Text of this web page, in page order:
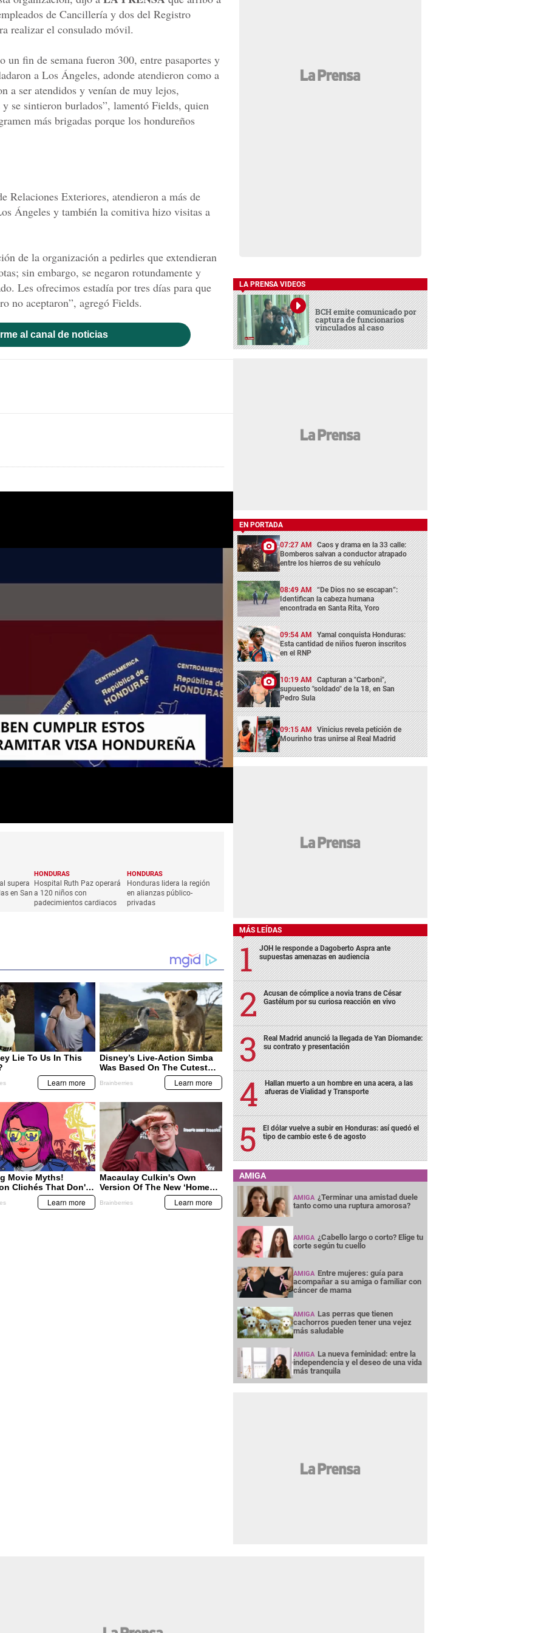
de Cancillería y dos del Registro
realizar el consulado móvil.
un fin de semana fueron 300, entre pasaportes y
a Los Ángeles, adonde atendieron como a
a ser atendidos y venían de muy lejos,
se sintieron burlados”, lamentó Fields, quien
más brigadas porque los hondureños
Relaciones Exteriores, atendieron a más de
Ángeles y también la comitiva hizo visitas a
de la organización a pedirles que extendieran
sin embargo, se negaron rotundamente y
Les ofrecimos estadía por tres días para que
no aceptaron”, agregó Fields.
al canal de noticias
supera
en San
HONDURAS
Hospital Ruth Paz operará
a 120 niños con
padecimientos cardiacos
HONDURAS
Honduras lidera la región
en alianzas público-
privadas
LA PRENSA VIDEOS
BCH emite comunicado por
captura de funcionarios
vinculados al caso
EN PORTADA
07:27 AM Caos y drama en la 33 calle:
Bomberos salvan a conductor atrapado
entre los hierros de su vehículo
08:49 AM “De Dios no se escapan”:
Identifican la cabeza humana
encontrada en Santa Rita, Yoro
09:54 AM Yamal conquista Honduras:
Esta cantidad de niños fueron inscritos
en el RNP
10:19 AM Capturan a "Carboni",
supuesto "soldado" de la 18, en San
Pedro Sula
09:15 AM Vinicius revela petición de
Mourinho tras unirse al Real Madrid
MÁS LEÍDAS
JOH le responde a Dagoberto Aspra ante
supuestas amenazas en audiencia
Acusan de cómplice a novia trans de César
Gastélum por su curiosa reacción en vivo
Real Madrid anunció la llegada de Yan Diomande:
su contrato y presentación
Hallan muerto a un hombre en una acera, a las
afueras de Vialidad y Transporte
El dólar vuelve a subir en Honduras: así quedó el
tipo de cambio este 6 de agosto
AMIGA
AMIGA ¿Terminar una amistad duele
tanto como una ruptura amorosa?
AMIGA ¿Cabello largo o corto? Elige tu
corte según tu cuello
AMIGA Entre mujeres: guía para
acompañar a su amiga o familiar con
cáncer de mama
AMIGA Las perras que tienen
cachorros pueden tener una vejez
más saludable
AMIGA La nueva feminidad: entre la
independencia y el deseo de una vida
más tranquila